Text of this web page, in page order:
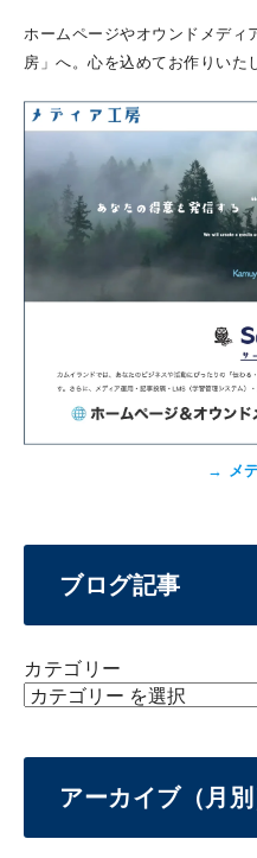
ホームページやオウンドメディ
房」へ。心を込めてお作りいた
→ メ
ブログ記事
カテゴリー
アーカイブ（月別